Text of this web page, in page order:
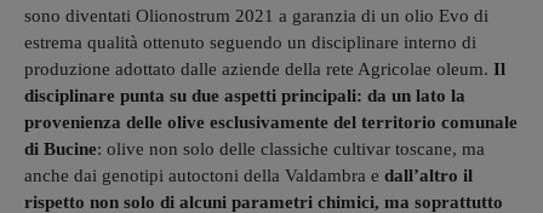
sono diventati Olionostrum 2021 a garanzia di un olio Evo di
estrema qualità ottenuto seguendo un disciplinare interno di
produzione adottato dalle aziende della rete Agricolae oleum. Il
disciplinare punta su due aspetti principali: da un lato la
provenienza delle olive esclusivamente del territorio comunale
di Bucine: olive non solo delle classiche cultivar toscane, ma
anche dai genotipi autoctoni della Valdambra e dall’altro il
rispetto non solo di alcuni parametri chimici, ma soprattutto